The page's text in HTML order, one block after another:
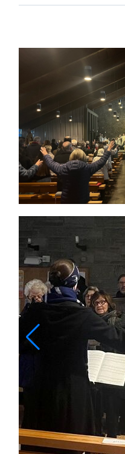
Polizeimeldungen
Themen und Termine
Gewinnspiele